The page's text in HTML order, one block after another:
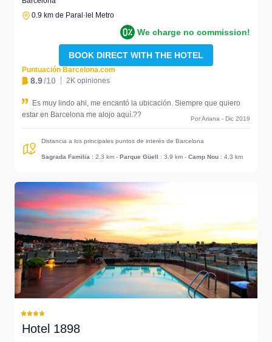
0.9 km de Paral·lel Metro
We charge no commission!
BOOK DIRECT WITH THE HOTEL
Puntuación Barcelona.com
8.9/10 2K opiniones
Es muy lindo ahi, me encantó la ubicación. Siempre que quiero
estar en Barcelona me alojo aquí.??
Por Ariana - Dic 2019
Distancia a los principales puntos de interés de Barcelona
Sagrada Familia : 2.3 km - Parque Güell : 3.9 km - Camp Nou : 4.3 km
Hotel 1898